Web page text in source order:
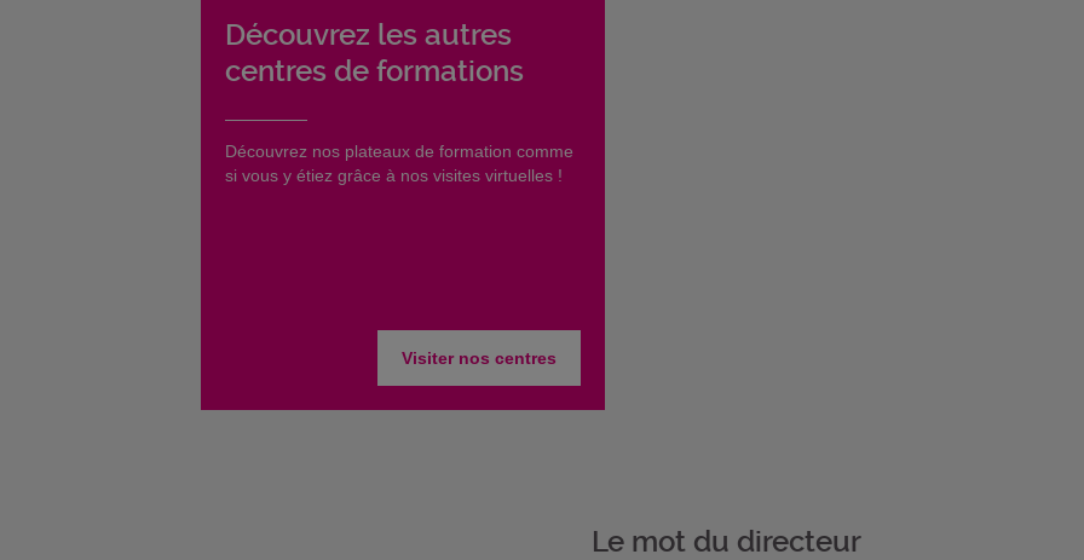
Découvrez les autres
centres de formations
​Découvrez nos plateaux de formation comme
si vous y étiez grâce à nos visites virtuelles !
Visiter nos centres
Le mot du directeur